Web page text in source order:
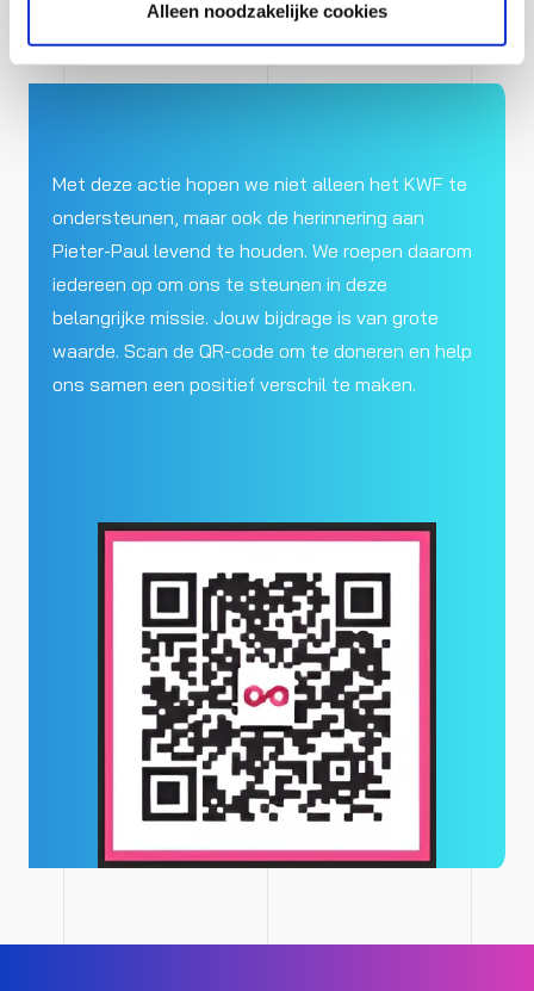
Alleen noodzakelijke cookies
Met deze actie hopen we niet alleen het KWF te
ondersteunen, maar ook de herinnering aan
Pieter-Paul levend te houden. We roepen daarom
iedereen op om ons te steunen in deze
belangrijke missie. Jouw bijdrage is van grote
waarde. Scan de QR-code om te doneren en help
ons samen een positief verschil te maken.